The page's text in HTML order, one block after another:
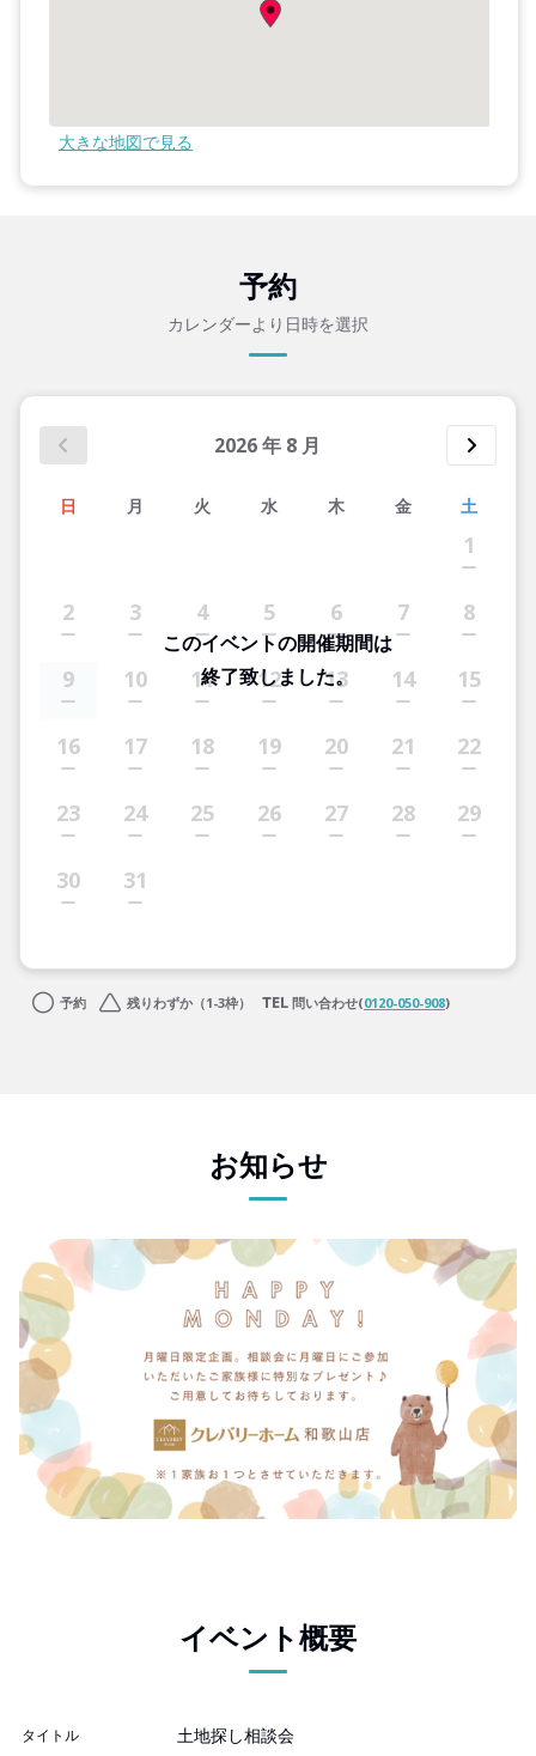
大きな地図で見る
予約
カレンダーより日時を選択
2026年 8 月
日 月 火 水 木 金 土
1
2 3 4 5 6 7 8
9 10 11 12 13 14 15
16 17 18 19 20 21 22
23 24 25 26 27 28 29
30 31
このイベントの開催期間は
終了致しました。
予約 残りわずか（1-3枠） 問い合わせ(0120-050-908)
お知らせ
イベント概要
タイトル 土地探し相談会